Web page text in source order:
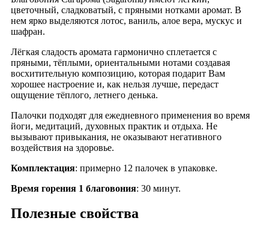
цветочный, сладковатый, с пряными нотками аромат. В
нем ярко выделяются лотос, ваниль, алое вера, мускус и
шафран.
Лёгкая сладость аромата гармонично сплетается с
пряными, тёплыми, ориентальными нотами создавая
восхитительную композицию, которая подарит Вам
хорошее настроение и, как нельзя лучше, передаст
ощущение тёплого, летнего денька.
Палочки подходят для ежедневного применения во время
йоги, медитаций, духовных практик и отдыха. Не
вызывают привыкания, не оказывают негативного
воздействия на здоровье.
Комплектация: примерно 12 палочек в упаковке.
Время горения 1 благовония: 30 минут.
Полезные свойства